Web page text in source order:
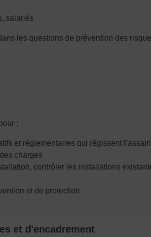
salariés
les questions de prévention des
:
et réglementaires qui régissent
charges
contrôler les installations
et de protection
et d'encadrement